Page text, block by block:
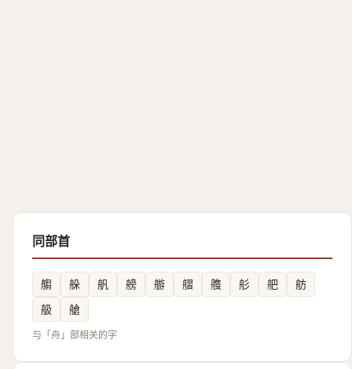
同部首
䑼 䑮 舤 艕 䑻 䒁 䑾 䑣 舥
舫
䑥
艙
与「舟」部相关的字